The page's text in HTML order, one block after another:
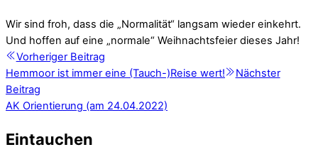
Wir sind froh, dass die „Normalität“ langsam wieder einkehrt.
Und hoffen auf eine „normale“ Weihnachtsfeier dieses Jahr!
Vorheriger Beitrag
Hemmoor ist immer eine (Tauch-)Reise wert!
Nächster
Beitrag
AK Orientierung (am 24.04.2022)
Eintauchen